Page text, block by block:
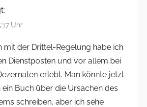
Uhr
mit der Drittel-Regelung habe ich
Dienstposten und vor allem bei
erlebt. Man könnte jetzt
Buch über die Ursachen des
schreiben, aber ich sehe